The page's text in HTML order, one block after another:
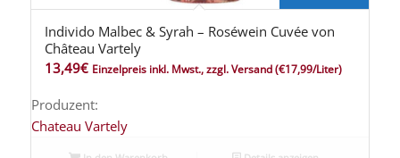
Individo Malbec & Syrah – Roséwein Cuvée von
Château Vartely
13,49€ Einzelpreis inkl. Mwst., zzgl. Versand(€17,99/Liter)
Produzent:
Chateau Vartely